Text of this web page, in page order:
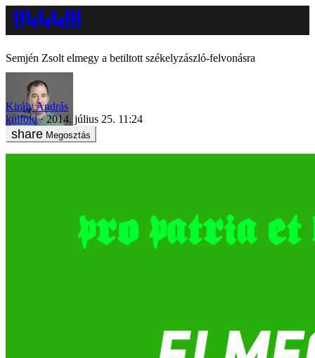
Semjén Zsolt elmegy a betiltott székelyzászló-felvonásra
Király András
külföld
2014. július 25. 11:24
Megosztás